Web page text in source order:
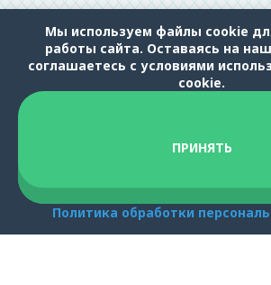
Народный ★ партнёр Яндекс
Доставка и Яндекс Еда.
информационных
Мы используем файлы cookie
работы сайта. Оставаясь на
соглашаетесь с условиями
cookie.
ПРИНЯТЬ
Политика обработки